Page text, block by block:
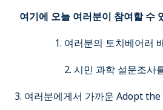
여기에 오늘 여러분이 참여할 수
1. 여러분의 토치베어러
2. 시민 과학 설문조사
3. 여러분에게서 가까운 Adopt